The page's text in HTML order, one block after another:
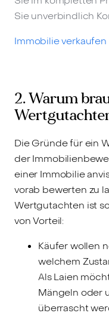
Sie unverbindlich
Immobilie
2. Warum
Die Gründe für ein
der
einer Immobilie
vorab bewerten zu
Wertgutachten ist
von Vorteil:
Käufer wollen
welchem
Als Laien
Mängeln oder
überrascht